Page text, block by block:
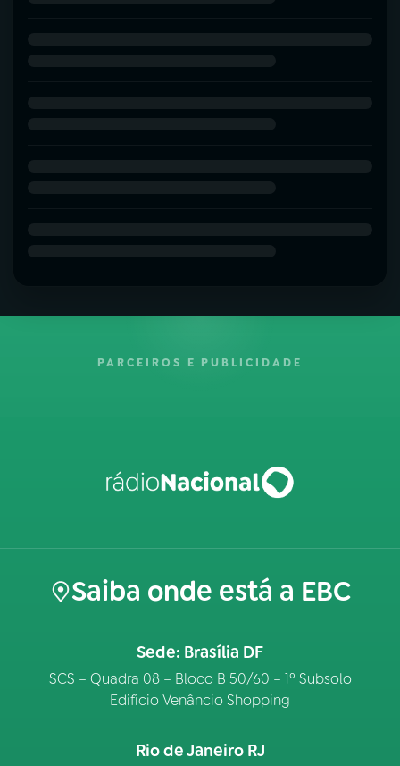
PARCEIROS E PUBLICIDADE
Saiba onde está a EBC
Sede: Brasília DF
SCS – Quadra 08 – Bloco B 50/60 – 1º Subsolo
Edifício Venâncio Shopping
Rio de Janeiro RJ